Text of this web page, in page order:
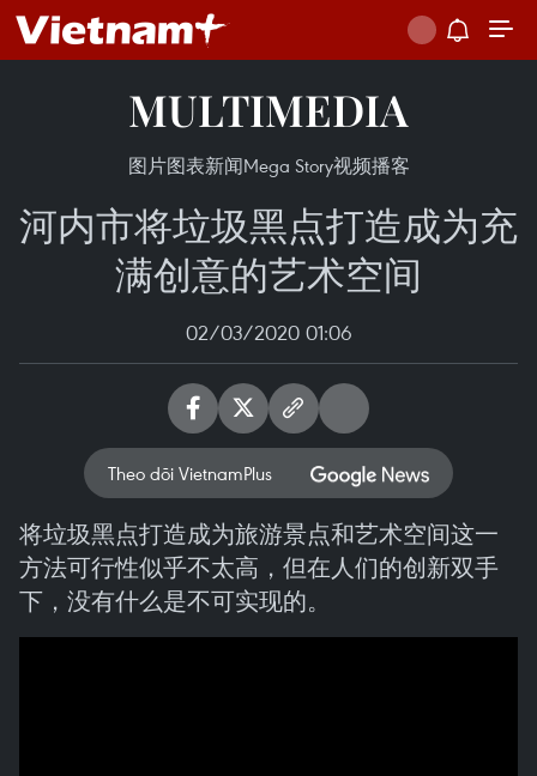
MULTIMEDIA
图片图表新闻Mega Story视频播客
河内市将垃圾黑点打造成为充
满创意的艺术空间
02/03/2020 01:06
Theo dõi VietnamPlus
将垃圾黑点打造成为旅游景点和艺术空间这一
方法可行性似乎不太高，但在人们的创新双手
下，没有什么是不可实现的。